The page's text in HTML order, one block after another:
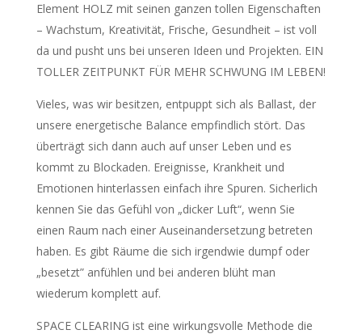
Element HOLZ mit seinen ganzen tollen Eigenschaften
– Wachstum, Kreativität, Frische, Gesundheit – ist voll
da und pusht uns bei unseren Ideen und Projekten. EIN
TOLLER ZEITPUNKT FÜR MEHR SCHWUNG IM LEBEN!
Vieles, was wir besitzen, entpuppt sich als Ballast, der
unsere energetische Balance empfindlich stört. Das
überträgt sich dann auch auf unser Leben und es
kommt zu Blockaden. Ereignisse, Krankheit und
Emotionen hinterlassen einfach ihre Spuren. Sicherlich
kennen Sie das Gefühl von „dicker Luft“, wenn Sie
einen Raum nach einer Auseinandersetzung betreten
haben. Es gibt Räume die sich irgendwie dumpf oder
„besetzt” anfühlen und bei anderen blüht man
wiederum komplett auf.
SPACE CLEARING ist eine wirkungsvolle Methode die